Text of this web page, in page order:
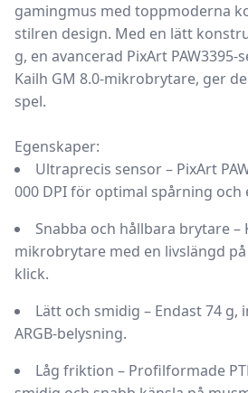
gamingmus med toppmoderna
stilren design. Med en lätt
g, en avancerad PixArt PAW3395-
Kailh GM 8.0-mikrobrytare, ger
spel.
Egenskaper:
Ultraprecis sensor– PixArt
000 DPIför optimal spårning och
Snabba och hållbara brytare–
mikrobrytare med en livslängd
klick.
Lätt och smidig – Endast74 g,
ARGB-belysning.
Låg friktion – Profilformade